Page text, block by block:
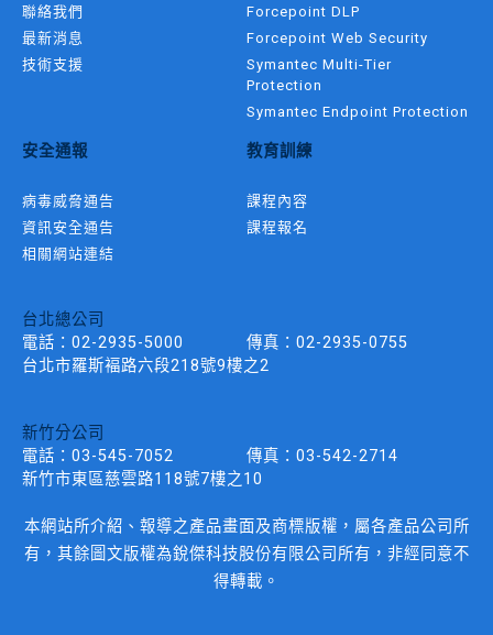
聯絡我們
最新消息
技術支援
Forcepoint DLP
Forcepoint Web Security
Symantec Multi-Tier
Protection
Symantec Endpoint Protection
安全通報
病毒威脅通告
資訊安全通告
相關網站連結
教育訓練
課程內容
課程報名
台北總公司
電話： 02-2935-5000 傳真： 02-2935-0755
台北市羅斯褔路六段218號9樓之2
新竹分公司
電話： 03-545-7052 傳真： 03-542-2714
新竹市東區慈雲路118號7樓之10
本網站所介紹、報導之產品畫面及商標版權，屬各產品公司所
有，其餘圖文版權為銳傑科技股份有限公司所有，非經同意不
得轉載。